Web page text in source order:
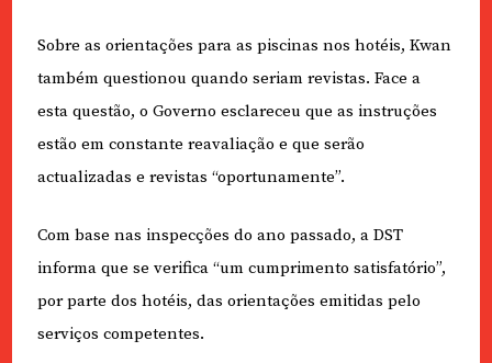
Sobre as orientações para as piscinas nos hotéis, Kwan
também questionou quando seriam revistas. Face a
esta questão, o Governo esclareceu que as instruções
estão em constante reavaliação e que serão
actualizadas e revistas “oportunamente”.
Com base nas inspecções do ano passado, a DST
informa que se verifica “um cumprimento satisfatório”,
por parte dos hotéis, das orientações emitidas pelo
serviços competentes.